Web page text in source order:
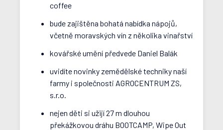
coffee
bude zajištěna bohatá nabídka nápojů,
včetně moravských vín z několika vinařství
kovářské umění předvede Daniel Balák
uvidíte novinky zemědělské techniky naší
farmy i společnosti AGROCENTRUM ZS,
s.r.o.
nejen děti si užijí 27 m dlouhou
překážkovou dráhu BOOTCAMP, Wipe Out